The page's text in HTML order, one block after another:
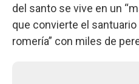
del santo se vive en un
que convierte el santuario
romería” con miles de